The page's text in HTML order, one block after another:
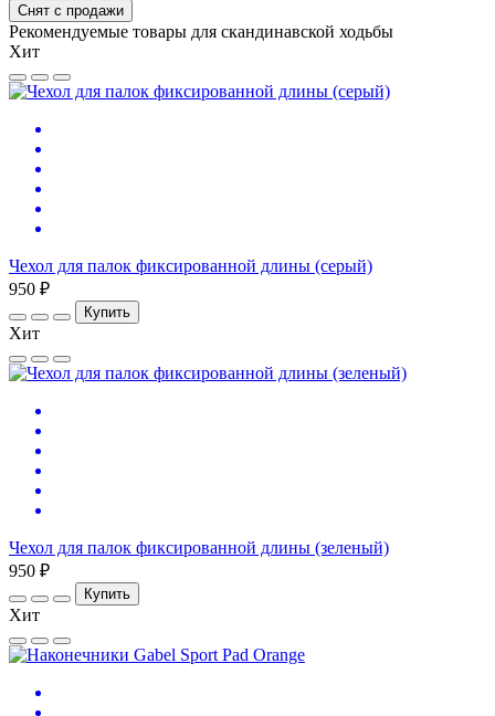
Снят с продажи
Рекомендуемые товары для скандинавской ходьбы
Хит
Чехол для палок фиксированной длины (серый)
950 ₽
Купить
Хит
Чехол для палок фиксированной длины (зеленый)
950 ₽
Купить
Хит